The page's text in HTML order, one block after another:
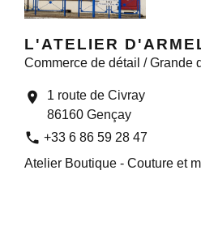
L'ATELIER
Commerce de détail / Grande
location_on
1 route de Civray
86160 Gençay
phone +33 6 86 59 28 47
Atelier Boutique - Couture et